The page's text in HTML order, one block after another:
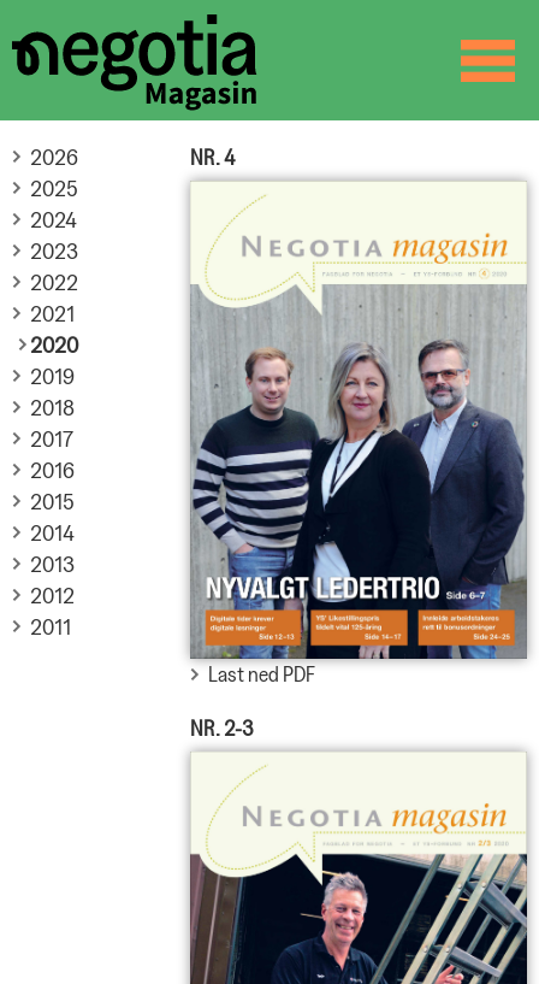
☰
2026
2025
2024
2023
2022
2021
2020
2019
2018
2017
2016
2015
2014
2013
2012
2011
NR. 4
Last ned PDF
NR. 2-3